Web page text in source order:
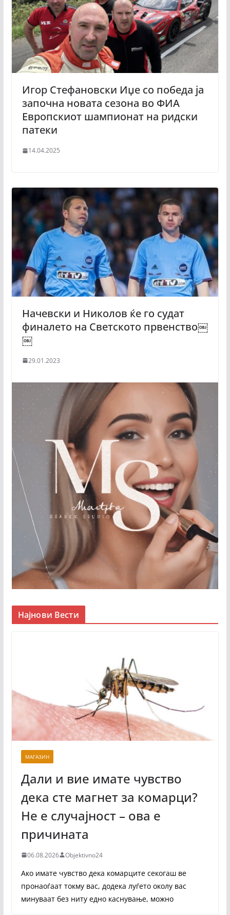
Игор Стефановски Иџе со победа ја
започна новата сезона во ФИА
Европскиот шампионат на ридски
патеки
14.04.2025
Начевски и Николов ќе го судат
финалето на Светското првенство￼
￼
29.01.2023
Најнови Вести
МАГАЗИН
Дали и вие имате чувство
дека сте магнет за комарци?
Не е случајност – ова е
причината
06.08.2026 Objektivno24
Ако имате чувство дека комарците секогаш ве
пронаоѓаат токму вас, додека луѓето околу вас
минуваат без ниту едно каснување, можно